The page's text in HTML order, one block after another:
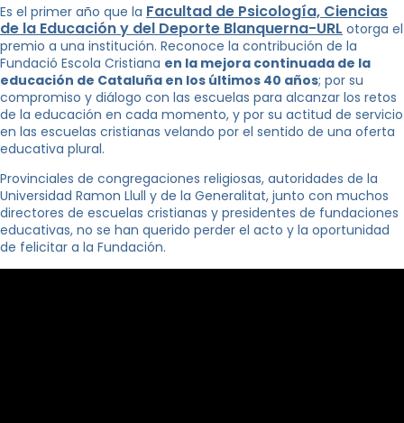
Es el primer año que la Facultad de Psicología, Ciencias
de la Educación y del Deporte Blanquerna-URL otorga el
premio a una institución. Reconoce la contribución de la
Fundació Escola Cristiana en la mejora continuada de la
educación de Cataluña en los últimos 40 años; por su
compromiso y diálogo con las escuelas para alcanzar los retos
de la educación en cada momento, y por su actitud de servicio
en las escuelas cristianas velando por el sentido de una oferta
educativa plural.
Provinciales de congregaciones religiosas, autoridades de la
Universidad Ramon Llull y de la Generalitat, junto con muchos
directores de escuelas cristianas y presidentes de fundaciones
educativas, no se han querido perder el acto y la oportunidad
de felicitar a la Fundación.